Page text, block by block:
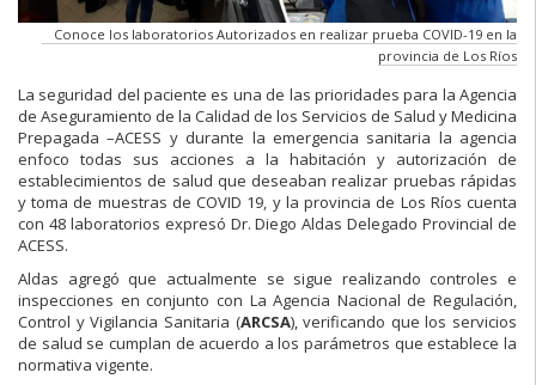
Conoce los laboratorios Autorizados en realizar prueba COVID-19 en la
provincia de Los Ríos
La seguridad del paciente es una de las prioridades para la Agencia
de Aseguramiento de la Calidad de los Servicios de Salud y Medicina
Prepagada –ACESS y durante la emergencia sanitaria la agencia
enfoco todas sus acciones a la habitación y autorización de
establecimientos de salud que deseaban realizar pruebas rápidas
y toma de muestras de COVID 19, y la provincia de Los Ríos cuenta
con 48 laboratorios expresó Dr. Diego Aldas Delegado Provincial de
ACESS.
Aldas agregó que actualmente se sigue realizando controles e
inspecciones en conjunto con La Agencia Nacional de Regulación,
Control y Vigilancia Sanitaria (ARCSA), verificando que los servicios
de salud se cumplan de acuerdo a los parámetros que establece la
normativa vigente.